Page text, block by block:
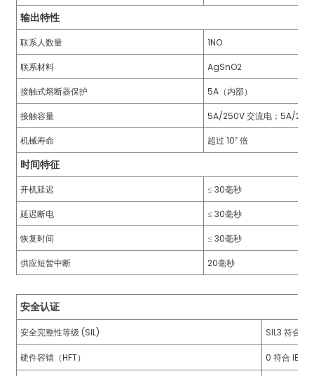
输出特性
联系人数量 1NO
联系材料 AgSnO2
接触式熔断器保护 5A（内部）
接触容量 5A/250V 交流电；5A/24V
机械寿命 超过 10⁷ 倍
时间特征
开机延迟 ≤ 30毫秒
延迟断电 ≤ 30毫秒
恢复时间 ≤ 30毫秒
供应短暂中断 20毫秒
安全认证
安全完整性等级 (SIL) SIL3 符合
硬件容错（HFT） 0 符合 IEC